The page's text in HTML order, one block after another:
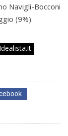
Navigli-Bocconi
(9%).
Idealista.it